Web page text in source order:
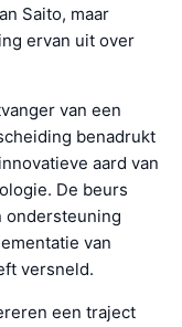
Saito, maar
ervan uit over
van een
benadrukt
aard van
De beurs
ondersteuning
van
versneld.
een traject